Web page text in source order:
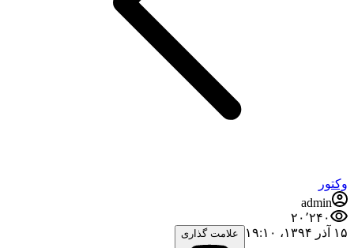
وکتور
admin
۲۰٬۲۴۰
۱۵ آذر ۱۳۹۴،‏ ۱۹:۱۰
علامت گذاری